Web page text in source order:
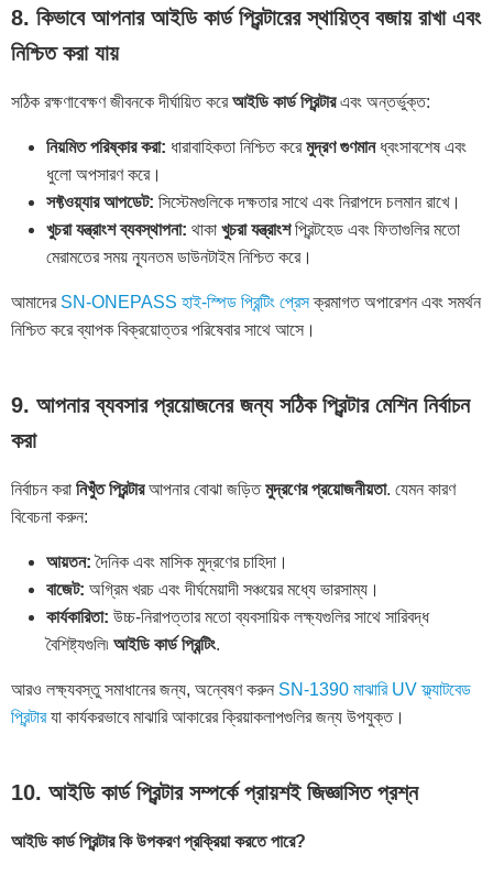
8. কিভাবে আপনার আইডি কার্ড প্রিন্টারের স্থায়িত্ব বজায় রাখা এবং
নিশ্চিত করা যায়
সঠিক রক্ষণাবেক্ষণ জীবনকে দীর্ঘায়িত করেআইডি কার্ড প্রিন্টারএবং অন্তর্ভুক্ত:
নিয়মিত পরিষ্কার করা: ধারাবাহিকতা নিশ্চিত করেমুদ্রণ গুণমানধ্বংসাবশেষ এবং
ধুলো অপসারণ করে।
সফ্টওয়্যার আপডেট: সিস্টেমগুলিকে দক্ষতার সাথে এবং নিরাপদে চলমান রাখে।
খুচরা যন্ত্রাংশ ব্যবস্থাপনা: থাকা খুচরা যন্ত্রাংশপ্রিন্টহেড এবং ফিতাগুলির মতো
মেরামতের সময় ন্যূনতম ডাউনটাইম নিশ্চিত করে।
আমাদের SN-ONEPASS হাই-স্পিড প্রিন্টিং প্রেসক্রমাগত অপারেশন এবং সমর্থন
নিশ্চিত করে ব্যাপক বিক্রয়োত্তর পরিষেবার সাথে আসে।
9. আপনার ব্যবসার প্রয়োজনের জন্য সঠিক প্রিন্টার মেশিন নির্বাচন
করা
নির্বাচন করা নিখুঁত প্রিন্টারআপনার বোঝা জড়িতমুদ্রণের প্রয়োজনীয়তা. যেমন কারণ
বিবেচনা করুন:
আয়তন:দৈনিক এবং মাসিক মুদ্রণের চাহিদা।
বাজেট: অগ্রিম খরচ এবং দীর্ঘমেয়াদী সঞ্চয়ের মধ্যে ভারসাম্য।
কার্যকারিতা: উচ্চ-নিরাপত্তার মতো ব্যবসায়িক লক্ষ্যগুলির সাথে সারিবদ্ধ
বৈশিষ্ট্যগুলি৷ আইডি কার্ড প্রিন্টিং.
আরও লক্ষ্যবস্তু সমাধানের জন্য, অন্বেষণ করুন SN-1390 মাঝারি UV ফ্ল্যাটবেড
প্রিন্টারযা কার্যকরভাবে মাঝারি আকারের ক্রিয়াকলাপগুলির জন্য উপযুক্ত।
10. আইডি কার্ড প্রিন্টার সম্পর্কে প্রায়শই জিজ্ঞাসিত প্রশ্ন
আইডি কার্ড প্রিন্টার কি উপকরণ প্রক্রিয়া করতে পারে?